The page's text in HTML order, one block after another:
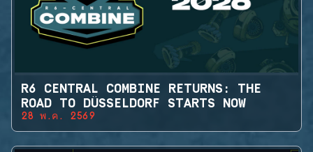
R6 CENTRAL COMBINE RETURNS: THE
ROAD TO DÜSSELDORF STARTS NOW
28 พ.ค. 2569